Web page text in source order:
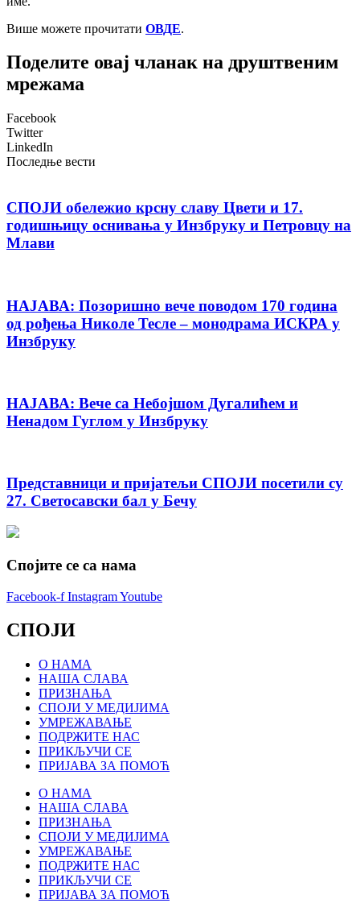
Више можете прочитати ОВДЕ.
Поделите овај чланак на друштвеним
мрежама
Facebook
Twitter
LinkedIn
Последње вести
СПОЈИ обележио крсну славу Цвети и 17.
годишњицу оснивања у Инзбруку и Петровцу на
Млави
НАЈАВА: Позоришно вече поводом 170 година
од рођења Николе Тесле – монодрама ИСКРА у
Инзбруку
НАЈАВА: Вече са Небојшом Дугалићем и
Ненадом Гуглом у Инзбруку
Представници и пријатељи СПОЈИ посетили су
27. Светосавски бал у Бечу
Спојите се са нама
Facebook-f InstagramYoutube
СПОЈИ
О НАМА
НАША СЛАВА
ПРИЗНАЊА
СПОЈИ У МЕДИЈИМА
УМРЕЖАВАЊЕ
ПОДРЖИТЕ НАС
ПРИКЉУЧИ СЕ
ПРИЈАВА ЗА ПОМОЋ
О НАМА
НАША СЛАВА
ПРИЗНАЊА
СПОЈИ У МЕДИЈИМА
УМРЕЖАВАЊЕ
ПОДРЖИТЕ НАС
ПРИКЉУЧИ СЕ
ПРИЈАВА ЗА ПОМОЋ